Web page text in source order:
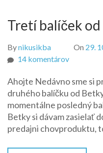
Tretí balíček
Bynikusikba On 29.
14 komentárovna
balíček
od
Betky
Ahojte Nedávno sme si
druhého balíčku od
momentálne posledný
Betky si dávam zasielať
predajni chovproduktu,